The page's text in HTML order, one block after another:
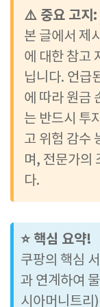
⚠️ 중요 고지:
본 글에서 제
에 대한 참고
닙니다. 언급
에 따라 원금
는 반드시 투
고 위험 감수
며, 전문가의
다.
⭐ 핵심 요약!
쿠팡의 핵심
과 연계하여
시아머니트